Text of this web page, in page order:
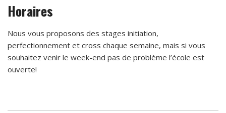
Horaires
Nous vous proposons des stages initiation,
perfectionnement et cross chaque semaine, mais si vous
souhaitez venir le week-end pas de problème l’école est
ouverte!